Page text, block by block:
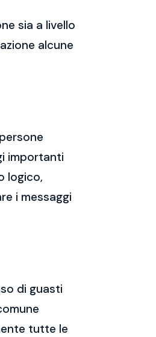
sia a livello
alcune
importanti
logico,
i messaggi
di guasti
tutte le